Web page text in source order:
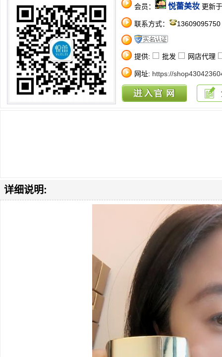
会员： 悦蕾美妆 更新
联系方式： 13609095750
提供: 批发 网店代理
网址: https://
详细说明: